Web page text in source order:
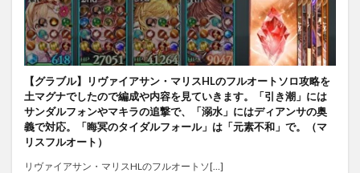
【グラブル】リヴァイアサン・マリスHLのフルオートソロ攻略を
土マグナでしたので編成や内容を見ていきます。「引き潮」には
サンダルフォンやマキラの追撃で、「溺水」にはディアンサの奥
義で対応。「晦冥のタイダルフォール」は「元素不和」で。（マ
リスフルオート）
リヴァイアサン・マリスHLのフルオートソ[…]